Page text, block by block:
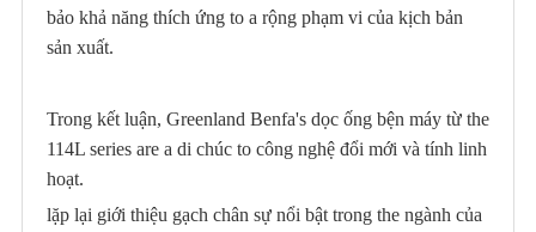
bảo khả năng thích ứng to a rộng phạm vi của kịch bản
sản xuất.
Trong kết luận, Greenland Benfa's dọc ống bện máy từ the
114L series are a di chúc to công nghệ đổi mới và tính linh
hoạt.
lặp lại giới thiệu gạch chân sự nổi bật trong the ngành của